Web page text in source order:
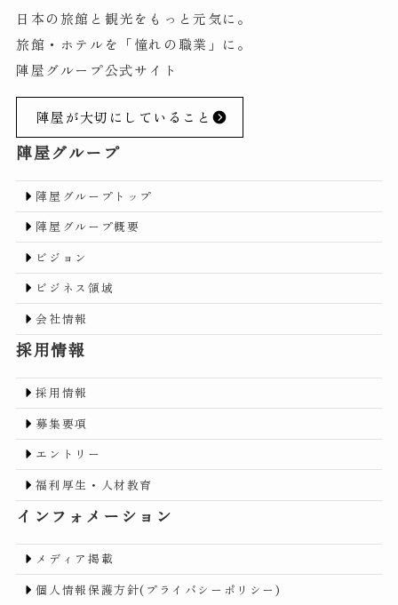
日本の旅館と観光をもっと元気に。
旅館・ホテルを「憧れの職業」に。
陣屋グループ公式サイト
陣屋が大切にしていること
陣屋グループ
陣屋グループトップ
陣屋グループ概要
ビジョン
ビジネス領域
会社情報
採用情報
採用情報
募集要項
エントリー
福利厚生・人材教育
インフォメーション
メディア掲載
個人情報保護方針(プライバシーポリシー)